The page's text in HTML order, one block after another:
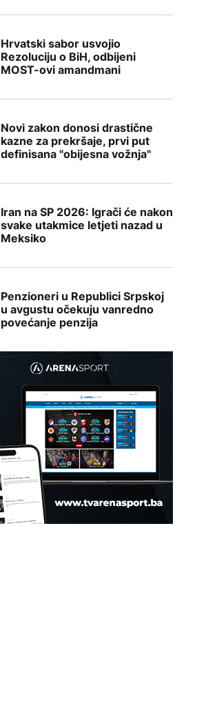
Hrvatski sabor usvojio
Rezoluciju o BiH, odbijeni
MOST-ovi amandmani
Novi zakon donosi drastične
kazne za prekršaje, prvi put
definisana "obijesna vožnja"
Iran na SP 2026: Igrači će nakon
svake utakmice letjeti nazad u
Meksiko
Penzioneri u Republici Srpskoj
u avgustu očekuju vanredno
povećanje penzija